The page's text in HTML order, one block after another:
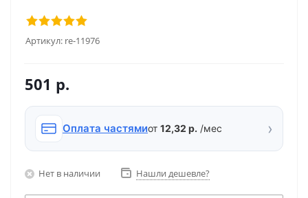
Артикул: re-11976
501 р.
Оплата частямиот 12,32 р. /мес ›
Нет в наличии Нашли дешевле?